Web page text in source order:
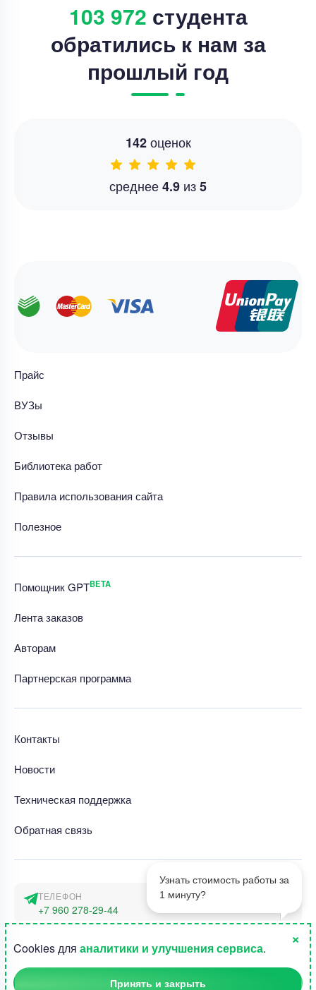
103 972 студента
обратились к нам за
прошлый год
142оценок
среднее4.9 из5
1
Узнать стоимость работы за
1 минуту?
Прайс
ВУЗы
Отзывы
Библиотека работ
Правила использования сайта
Полезное
Помощник GPTBETA
Лента заказов
Авторам
Партнерская программа
Контакты
Новости
Техническая поддержка
Обратная связь
ТЕЛЕФОН
+7 960 278-29-44
г. Москва, наб. Тараса Шевченко 23а
Cookies для аналитики и улучшения сервиса.
×
Принять и закрыть